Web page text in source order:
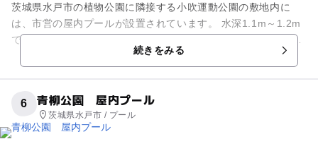
茨城県水戸市の植物公園に隣接する小吹運動公園の敷地内に
は、市営の屋内プールが設置されています。 水深1.1m～1.2m
で6本のコースが並ぶ「25メートルプール」と、水深0.3m～0.
続きをみる
6 青柳公園 屋内プール
茨城県水戸市 / プール